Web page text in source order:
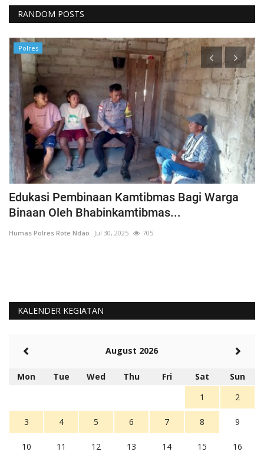
RANDOM POSTS
Polres
Edukasi Pembinaan Kamtibmas Bagi Warga
Binaan Oleh Bhabinkamtibmas...
Humas Polres Rote Ndao Jul 30, 2025 705
KALENDER KEGIATAN
August 2026
Mon Tue Wed Thu Fri Sat
Sun
1
2
3 4 5 6 7 8 9
10 11 12 13 14 15 16